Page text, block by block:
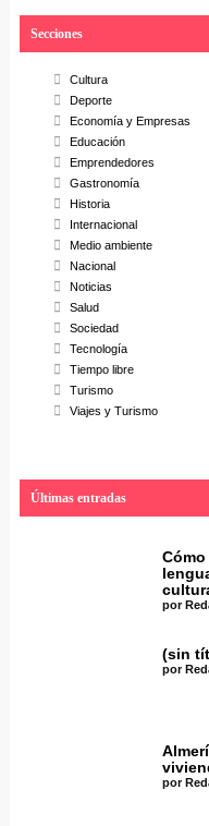
Secciones
Cultura
Deporte
Economía y Empresas
Educación
Emprendedores
Gastronomía
Historia
Internacional
Medio ambiente
Nacional
Noticias
Salud
Sociedad
Tecnología
Tiempo libre
Turismo
Viajes y Turismo
Últimas entradas
por
(sin
por
por